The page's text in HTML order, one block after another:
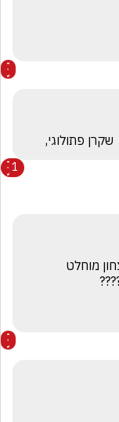
פתולוגי,
1